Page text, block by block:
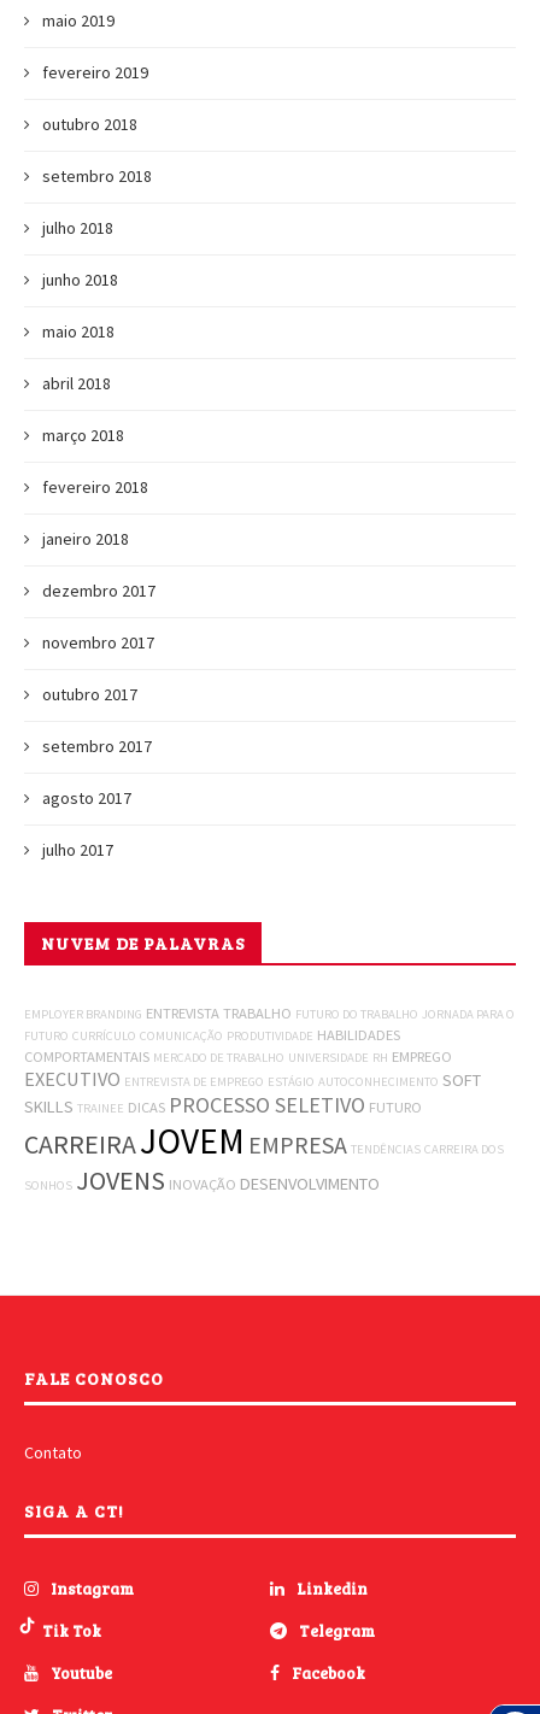
maio 2019
fevereiro 2019
outubro 2018
setembro 2018
julho 2018
junho 2018
maio 2018
abril 2018
março 2018
fevereiro 2018
janeiro 2018
dezembro 2017
novembro 2017
outubro 2017
setembro 2017
agosto 2017
julho 2017
NUVEM DE PALAVRAS
EMPLOYER BRANDING ENTREVISTA TRABALHO FUTURO DO TRABALHO JORNADA PARA O
FUTURO CURRÍCULO COMUNICAÇÃO PRODUTIVIDADE HABILIDADES
COMPORTAMENTAIS MERCADO DE TRABALHO UNIVERSIDADE RH EMPREGO
EXECUTIVO ENTREVISTA DE EMPREGO ESTÁGIO AUTOCONHECIMENTO SOFT
SKILLS TRAINEE DICAS PROCESSO SELETIVO FUTURO
CARREIRAJOVEM EMPRESA TENDÊNCIAS CARREIRA DOS
SONHOS JOVENS INOVAÇÃO DESENVOLVIMENTO
FALE CONOSCO
Contato
SIGA A CT!
Instagram
Linkedin
Tik Tok
Telegram
Youtube
Facebook